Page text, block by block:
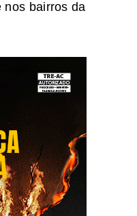
nos bairros da